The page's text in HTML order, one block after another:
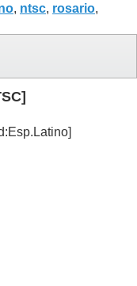
, ntsc, rosario,